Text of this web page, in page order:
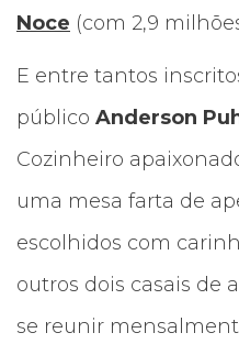
Noce (com 2,9
E entre tantos
público Anderson
Cozinheiro
uma mesa farta de
escolhidos com
outros dois casais de
se reunir